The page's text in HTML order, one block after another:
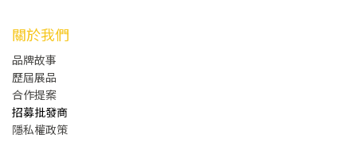
關於我們
品牌故事
歷屆展品
合作提案
招募批發商
隱私權政策